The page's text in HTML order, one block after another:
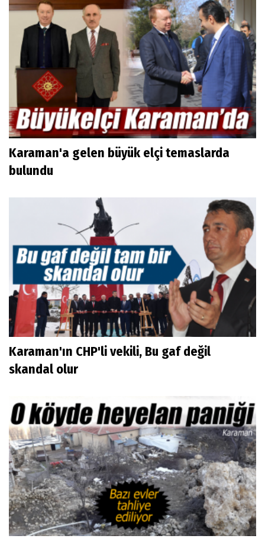
Karaman'a gelen büyük elçi temaslarda
bulundu
Karaman'ın CHP'li vekili, Bu gaf değil
skandal olur